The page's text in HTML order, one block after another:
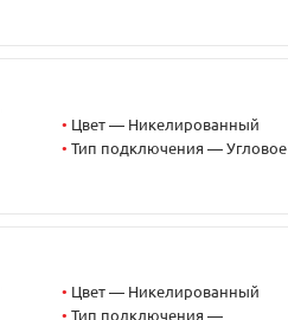
• Цвет — Никелированный
• Тип подключения — Угловое
• Цвет — Никелированный
• Тип подключения —